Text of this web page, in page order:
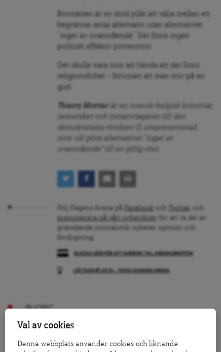
Rösträtten är en dold plikt att välja mellan ett
begränsat antal alternativ, utan alternativet
”inget av ovanstående”. Det finns ingen
politiskt effektiv proteströst.
Det skulle vara som att hävda att det finns
religionsfrihet – förutsatt att man tror på en
Thierry Mortier är en svensk-belgisk konstnär,
semiotiker och initiativtagaren till den
demokratiska rörelsen O, orepresenterad,
som vill göra alternativet ”inget av
ovanstående” till en giltig röst.
Följ Dagens Arena på Facebook och Twitter , och
prenumerera på vårt nyhetsbrev
för att ta del av
granskande journalistik, nyheter, opinion och
fördjupning.
KLICKA HÄR FÖR ATT DONERA TILL ARENAGRUPPEN
Det måste bli lättare för funktionshindrade att rösta
DA i Eskilstuna: “Politikerna borde satsa på den här
Val av cookies
Denna webbplats använder cookies och liknande